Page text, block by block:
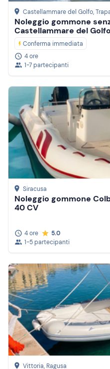
Castellammare del Golfo,
Noleggio gommone
Castellammare del Golfo
Conferma immediata
4 ore
1-7 partecipanti
Siracusa
Noleggio gommone
40 CV
4 ore
5.0
1-5 partecipanti
Vittoria, Ragusa